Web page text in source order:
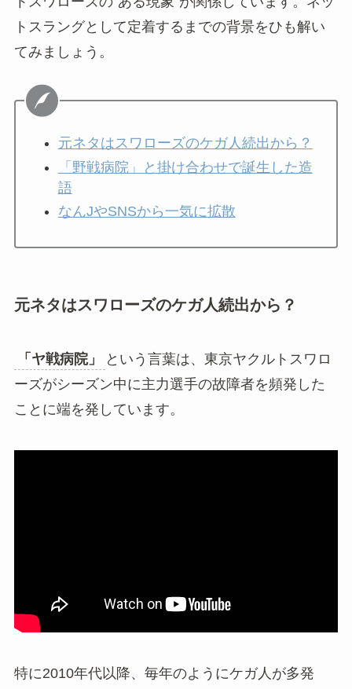
トスラングとして定着するまでの背景をひも解い
てみましょう。
元ネタはスワローズのケガ人続出から？
「野戦病院」と掛け合わせで誕生した造
語
なんJやSNSから一気に拡散
元ネタはスワローズのケガ人続出から？
「ヤ戦病院」
という言葉は、東京ヤクルトスワロ
ーズがシーズン中に主力選手の故障者を頻発した
ことに端を発しています。
特に2010年代以降、毎年のようにケガ人が多発